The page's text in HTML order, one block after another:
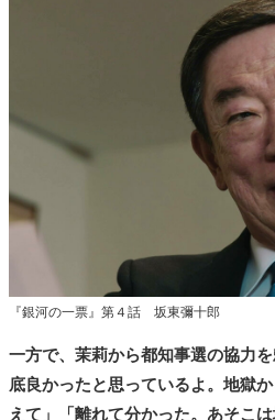
『銀河の一票』第４話 坂東彌十郎
一方で、茉莉から都知事選の協力
底良かったと思っているよ。地獄
えて」「離れて分かった。あそこ